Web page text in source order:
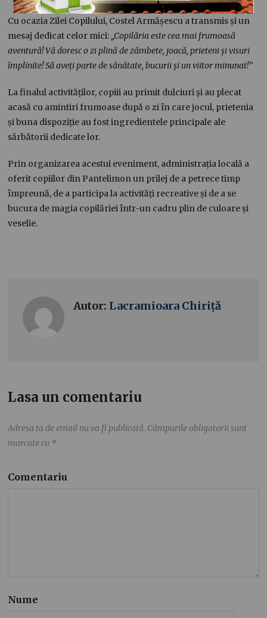
Cu ocazia Zilei Copilului, Costel Armășescu a transmis și un
mesaj dedicat celor mici: „Copilăria este cea mai frumoasă
aventură! Vă doresc o zi plină de zâmbete, joacă, prieteni și visuri
împlinite! Să aveți parte de sănătate, bucurii și un viitor minunat!”
La finalul activităților, copiii au primit dulciuri și au plecat
acasă cu amintiri frumoase după o zi în care jocul, prietenia
și buna dispoziție au fost ingredientele principale ale
sărbătorii dedicate lor.
Prin organizarea acestui eveniment, administrația locală a
oferit copiilor din Pantelimon un prilej de a petrece timp
împreună, de a participa la activități recreative și de a se
bucura de magia copilăriei într-un cadru plin de culoare și
veselie.
Autor: Lacramioara Chiriță
Lasa un comentariu
Adresa ta de email nu va fi publicată. Câmpurile obligatorii sunt
marcate cu *
Comentariu
Nume